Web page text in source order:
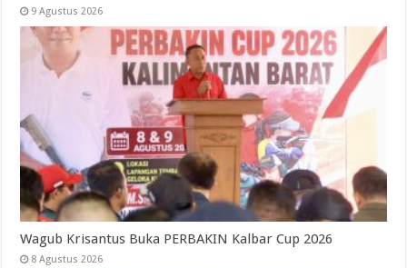
9 Agustus 2026
Wagub Krisantus Buka PERBAKIN Kalbar Cup 2026
8 Agustus 2026